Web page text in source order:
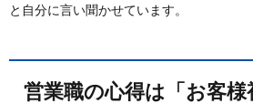
と自分に言い聞かせています。
営業職の心得は「お客様